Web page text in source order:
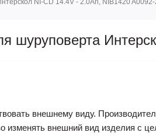
NI-CD 14.4V - 2.0Ah, NIB1420 A0092-
шуруповерта
внешнему виду.
изменять внешний вид изделия с